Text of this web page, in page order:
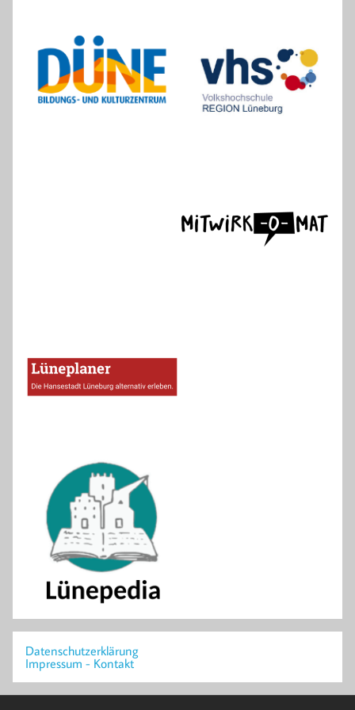
Datenschutzerklärung
Impressum - Kontakt